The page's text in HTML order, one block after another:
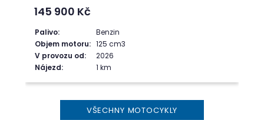
145 900 Kč
Palivo:
Benzin
Objem motoru: 125 cm3
V provozu od:
2026
Nájezd:
1 km
VŠECHNY MOTOCYKLY